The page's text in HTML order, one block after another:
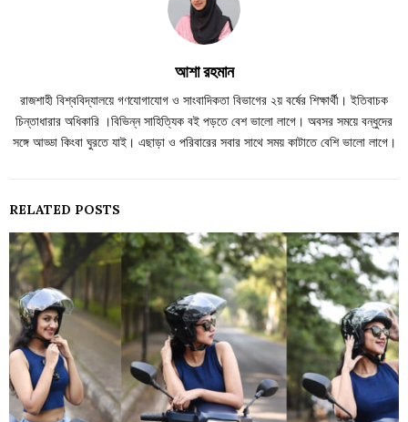
আশা রহমান
রাজশাহী বিশ্ববিদ্যালয়ে গণযোগাযোগ ও সাংবাদিকতা বিভাগের ২য় বর্ষের শিক্ষার্থী। ইতিবাচক
চিন্তাধারার অধিকারি ।বিভিন্ন সাহিত্যিক বই পড়তে বেশ ভালো লাগে। অবসর সময়ে বন্ধুদের
সঙ্গে আড্ডা কিংবা ঘুরতে যাই। এছাড়া ও পরিবারের সবার সাথে সময় কাটাতে বেশি ভালো লাগে।
RELATED POSTS